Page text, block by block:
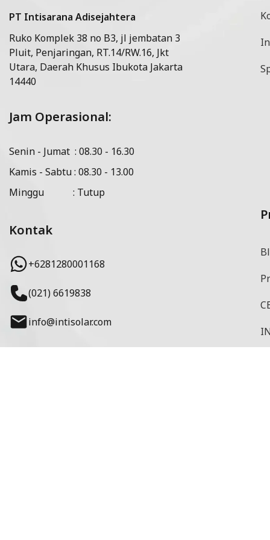
PT Intisarana Adisejahtera
Ruko Komplek 38 no B3, jl jembatan 3
Pluit, Penjaringan, RT.14/RW.16, Jkt
Utara, Daerah Khusus Ibukota Jakarta
14440
Jam Operasional:
Senin - Jumat : 08.30 - 16.30
Kamis - Sabtu : 08.30 - 13.00
Minggu : Tutup
Kontak
+6281280001168
(021) 6619838
info@intisolar.com